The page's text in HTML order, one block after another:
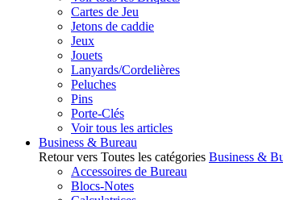
Cartes de Jeu
Jetons de caddie
Jeux
Jouets
Lanyards/Cordelières
Peluches
Pins
Porte-Clés
Voir tous les articles
Business & Bureau
Retour vers Toutes les catégories Business &
Accessoires de Bureau
Blocs-Notes